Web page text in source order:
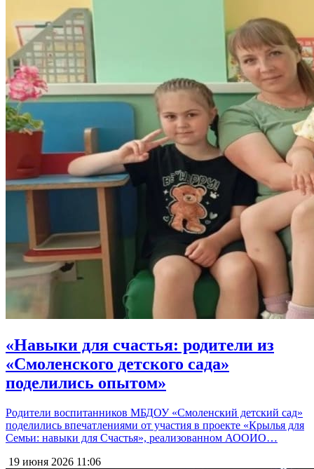
«Навыки для счастья: родители из
«Смоленского детского сада»
поделились опытом»
Родители воспитанников МБДОУ «Смоленский детский сад»
поделились впечатлениями от участия в проекте «Крылья для
Семьи: навыки для Счастья», реализованном АООИО…
19 июня 2026 11:06